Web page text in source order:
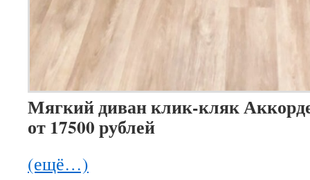
Мягкий диван клик-кляк
от 17500 рублей
(ещё…)